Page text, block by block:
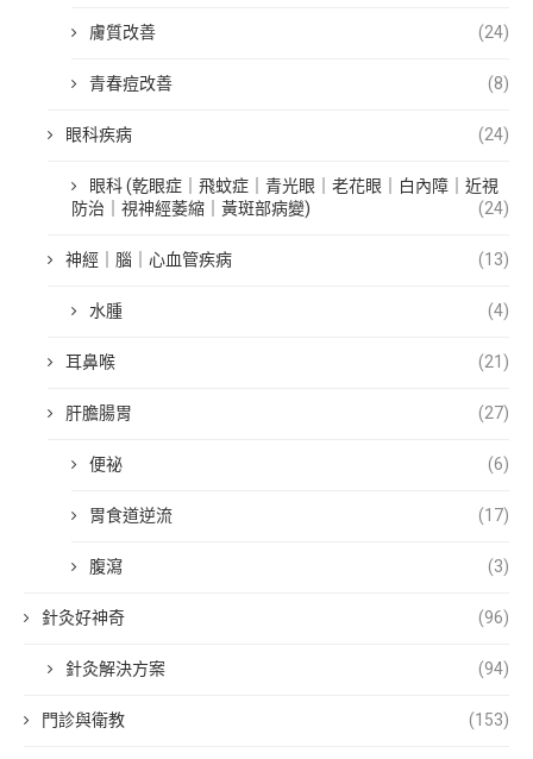
膚質改善 (24)
青春痘改善 (8)
眼科疾病 (24)
眼科 (乾眼症｜飛蚊症｜青光眼｜老花眼｜白內障｜近視
防治｜視神經萎縮｜黃斑部病變)
(24)
神經｜腦｜心血管疾病 (13)
水腫 (4)
耳鼻喉 (21)
肝膽腸胃 (27)
便祕 (6)
胃食道逆流 (17)
腹瀉 (3)
針灸好神奇 (96)
針灸解決方案 (94)
門診與衛教 (153)